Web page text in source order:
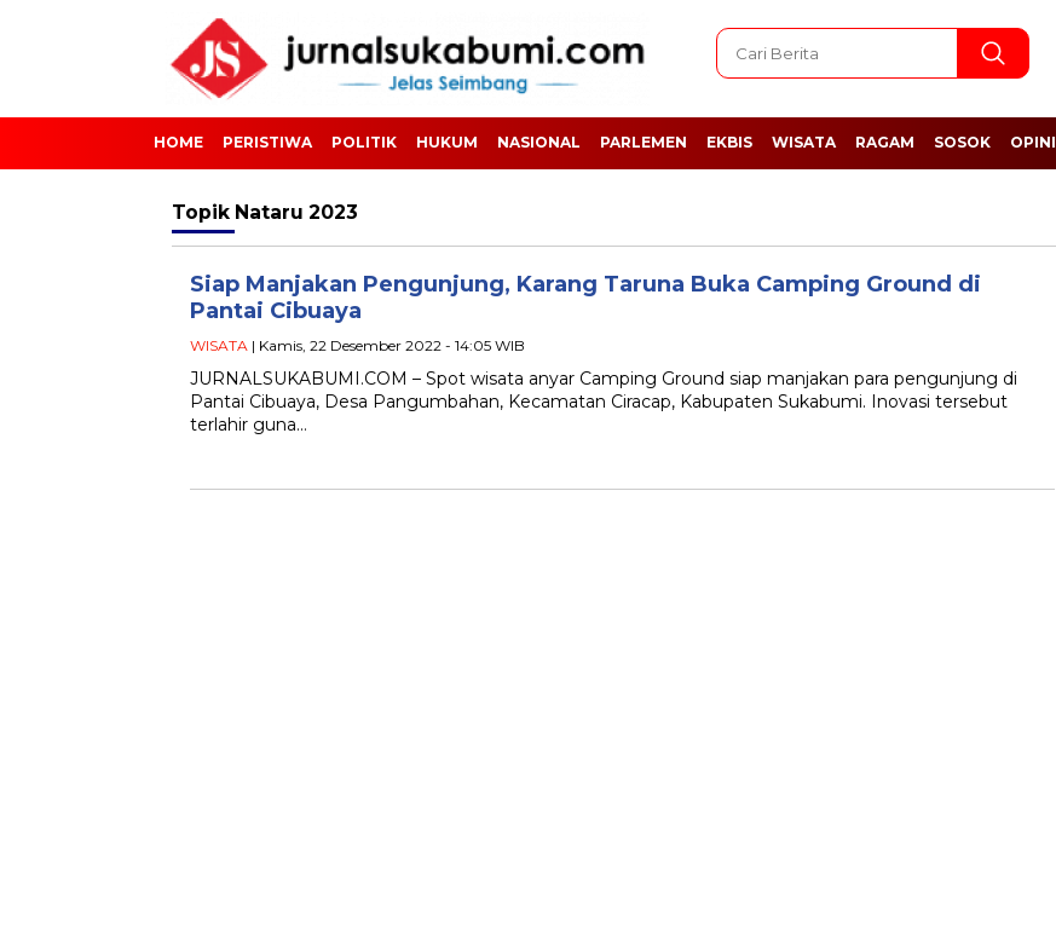
HOME PERISTIWA POLITIK HUKUM NASIONAL PARLEMEN EKBIS WISATA RAGAM SOSOK OPINI
Topik Nataru 2023
Siap Manjakan Pengunjung, Karang Taruna Buka Camping Ground di
Pantai Cibuaya
WISATA | Kamis, 22 Desember 2022 - 14:05 WIB
JURNALSUKABUMI.COM – Spot wisata anyar Camping Ground siap manjakan para pengunjung di
Pantai Cibuaya, Desa Pangumbahan, Kecamatan Ciracap, Kabupaten Sukabumi. Inovasi tersebut
terlahir guna…